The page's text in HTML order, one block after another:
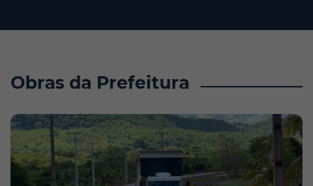
Obras da Prefeitura